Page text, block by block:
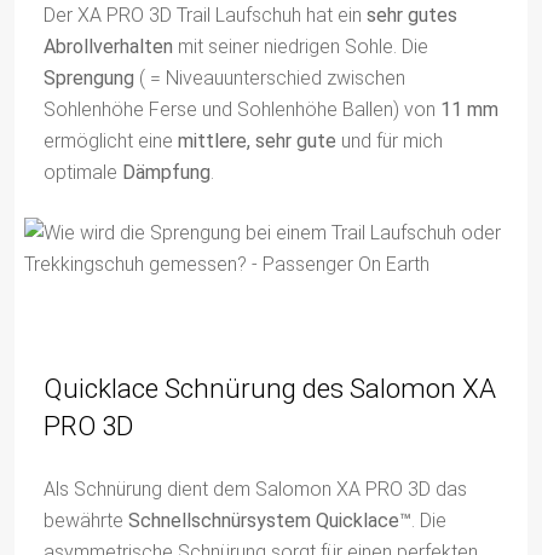
Der XA PRO 3D Trail Laufschuh hat ein sehr gutes
Abrollverhalten mit seiner niedrigen Sohle. Die
Sprengung ( = Niveauunterschied zwischen
Sohlenhöhe Ferse und Sohlenhöhe Ballen) von 11 mm
ermöglicht eine mittlere, sehr gute und für mich
optimale Dämpfung.
Quicklace Schnürung des Salomon XA
PRO 3D
Als Schnürung dient dem Salomon XA PRO 3D das
bewährte Schnellschnürsystem Quicklace™. Die